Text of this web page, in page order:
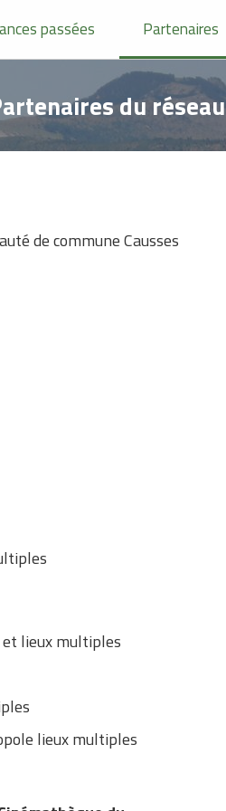
passées Partenaires
du réseau
de commune Causses
et lieux multiples
lieux multiples